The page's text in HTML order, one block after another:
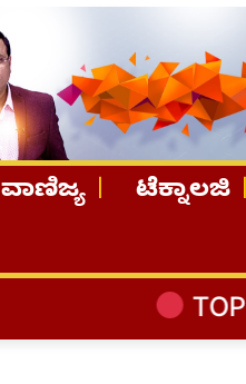
ವಾಣಿಜ್ಯ ಟೆಕ್ನಾಲಜಿ
TOP